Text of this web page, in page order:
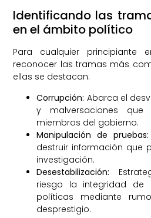
Identificando las
en el ámbito político
Para cualquier principiante
reconocer las tramas más
ellas se destacan:
Corrupción: Abarca el
y malversaciones que
miembros del gobierno.
Manipulación de pruebas:
destruir información que
investigación.
Desestabilización:
riesgo la integridad de
políticas mediante
desprestigio.